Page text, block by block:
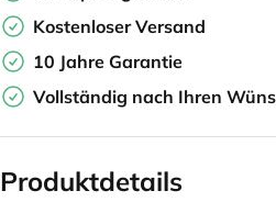
Kostenloser Versand
10 Jahre Garantie
Vollständig nach Ihren
Produktdetails